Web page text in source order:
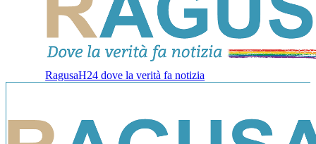
RagusaH24 dove la verità fa notizia